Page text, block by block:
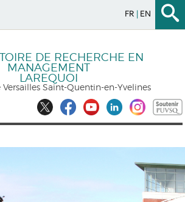
FR EN
DE RECHERCHE EN
MANAGEMENT
LAREQUOI
Saint-Quentin-en-Yvelines